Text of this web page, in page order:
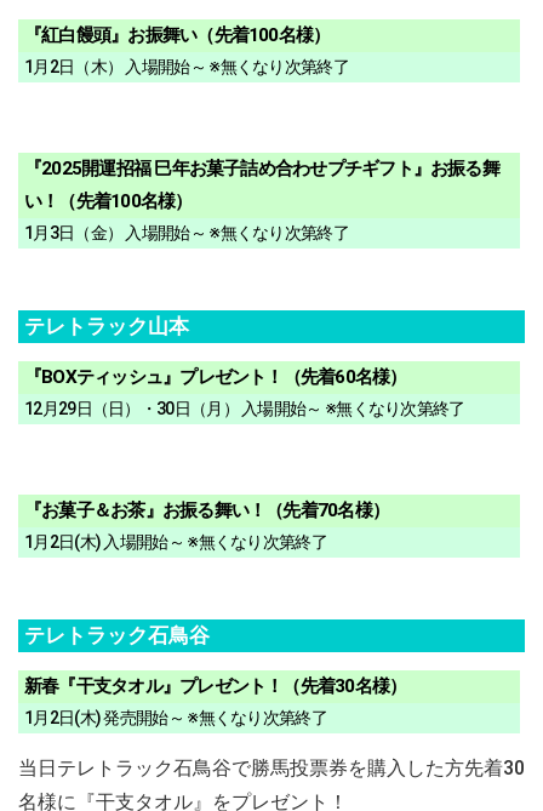
『紅白饅頭』お振舞い（先着100名様）
1月2日（木） 入場開始～ ※無くなり次第終了
『2025開運招福 巳年お菓子詰め合わせプチギフト』お振る舞
い！（先着100名様）
1月3日（金） 入場開始～ ※無くなり次第終了
テレトラック山本
『BOXティッシュ』プレゼント！（先着60名様）
12月29日（日）・30日（月） 入場開始～ ※無くなり次第終了
『お菓子＆お茶』お振る舞い！（先着70名様）
1月2日(木) 入場開始～ ※無くなり次第終了
テレトラック石鳥谷
新春『干支タオル』プレゼント！（先着30名様）
1月2日(木) 発売開始～ ※無くなり次第終了
当日テレトラック石鳥谷で勝馬投票券を購入した方先着30
名様に『干支タオル』をプレゼント！